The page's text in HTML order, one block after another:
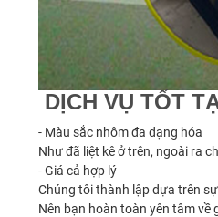
DỊCH VỤ TỐT
- Màu sắc nhôm đa dạng hóa
Như đã liệt kê ở trên, ngoài ra
- Giá cả hợp lý
Chúng tôi thành lập dựa trên
Nên bạn hoàn toàn yên tâm về